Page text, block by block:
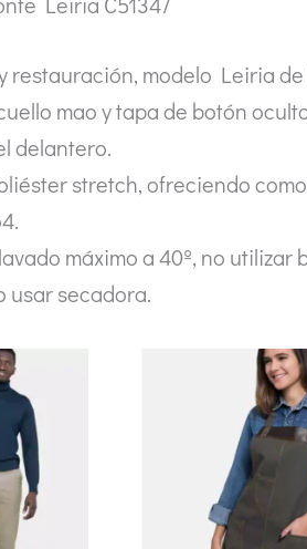
restauración, modelo Leiria
mao y tapa de botón
delantero.
stretch, ofreciendo
máximo a 40º, no
usar secadora.